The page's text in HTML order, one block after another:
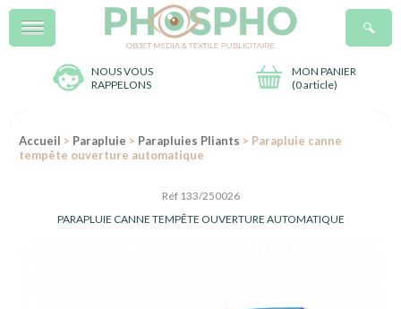
NOUS VOUS
RAPPELONS
MON PANIER
(0 article)
Menu
Accueil > Parapluie > Parapluies Pliants > Parapluie canne
tempête ouverture automatique
Réf 133/250026
PARAPLUIE CANNE TEMPÊTE OUVERTURE AUTOMATIQUE